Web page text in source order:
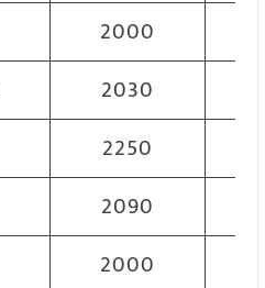
2000
2030
2250
2090
2000